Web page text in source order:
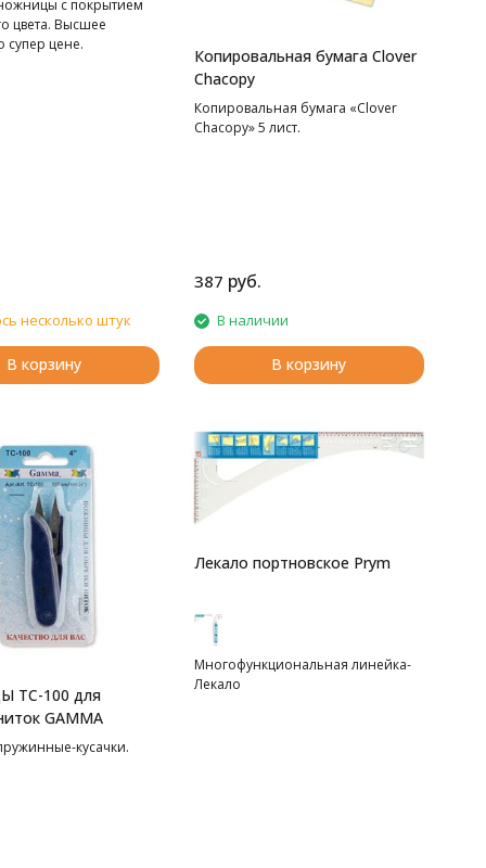
только позволит вам удобно
разместить пряжу, но и станет
стильным украшением вашего
пространства для творчества.
с покрытием
цвета. Высшее
супер цене.
несколько штук
В корзину
Копировальная бумага Clover
Chacopy
Копировальная бумага «Clover
Chacopy» 5 лист.
387 руб.
В наличии
В корзину
TC-100 для
GAMMA
кусачки.
Лекало портновское Prym
Многофункциональная линейка-
Лекало